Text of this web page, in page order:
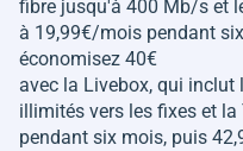
fibre jusqu'à 400 Mb/s et
à 19,99€/mois pendant
économisez 40€
avec la Livebox, qui
illimités vers les fixes et
pendant six mois, puis